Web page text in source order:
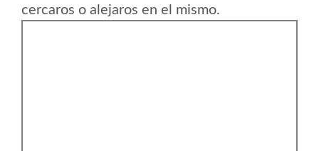
cercaros o alejaros en el mismo.